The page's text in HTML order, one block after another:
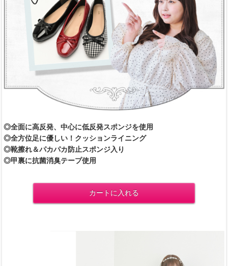
◎全面に高反発、中心に低反発スポンジを使用
◎全方位足に優しい！クッションライニング
◎靴擦れ＆パカパカ防止スポンジ入り
◎甲裏に抗菌消臭テープ使用
カートに入れる